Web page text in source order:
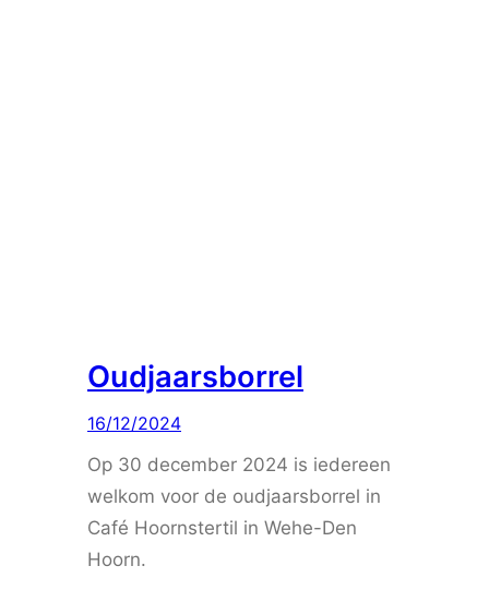
Oudjaarsborrel
16/12/2024
Op 30 december 2024 is iedereen
welkom voor de oudjaarsborrel in
Café Hoornstertil in Wehe-Den
Hoorn.